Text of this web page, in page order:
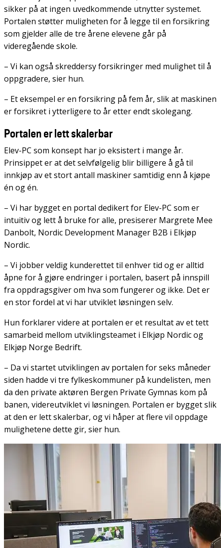
sikker på at ingen uvedkommende utnytter systemet.
Portalen støtter muligheten for å legge til en forsikring
som gjelder alle de tre årene elevene går på
videregående skole.
– Vi kan også skreddersy forsikringer med mulighet til å
oppgradere, sier hun.
– Et eksempel er en forsikring på fem år, slik at maskinen
er forsikret i ytterligere to år etter endt skolegang.
Portalen er lett skalerbar
Elev-PC som konsept har jo eksistert i mange år.
Prinsippet er at det selvfølgelig blir billigere å gå til
innkjøp av et stort antall maskiner samtidig enn å kjøpe
én og én.
– Vi har bygget en portal dedikert for Elev-PC som er
intuitiv og lett å bruke for alle, presiserer Margrete Mee
Danbolt, Nordic Development Manager B2B i Elkjøp
Nordic.
– Vi jobber veldig kunderettet til enhver tid og er alltid
åpne for å gjøre endringer i portalen, basert på innspill
fra oppdragsgiver om hva som fungerer og ikke. Det er
en stor fordel at vi har utviklet løsningen selv.
Hun forklarer videre at portalen er et resultat av et tett
samarbeid mellom utviklingsteamet i Elkjøp Nordic og
Elkjøp Norge Bedrift.
– Da vi startet utviklingen av portalen for seks måneder
siden hadde vi tre fylkeskommuner på kundelisten, men
da den private aktøren Bergen Private Gymnas kom på
banen, videreutviklet vi løsningen. Portalen er bygget slik
at den er lett skalerbar, og vi håper at flere vil oppdage
mulighetene dette gir, sier hun.